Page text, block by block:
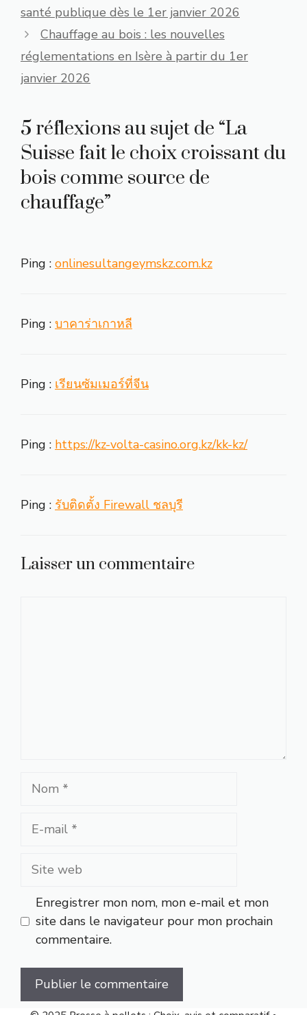
santé publique dès le 1er janvier 2026
Chauffage au bois : les nouvelles
réglementations en Isère à partir du 1er
janvier 2026
5 réflexions au sujet de “La
Suisse fait le choix croissant du
bois comme source de
chauffage”
Ping : onlinesultangeymskz.com.kz
Ping : บาคาร่าเกาหลี
Ping : เรียนซัมเมอร์ที่จีน
Ping : https://kz-volta-casino.org.kz/kk-kz/
Ping : รับติดตั้ง Firewall ชลบุรี
Laisser un commentaire
Nom
Site
Enregistrer mon nom, mon e-mail et mon
site dans le navigateur pour mon prochain
commentaire.